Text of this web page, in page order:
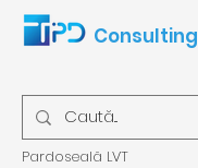
Consulting
Pardoseală LVT